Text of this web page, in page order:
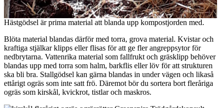
Hästgödsel är prima material att blanda upp kompostjorden med.
Blöta material blandas därför med torra, grova material. Kvistar och
kraftiga stjälkar klipps eller flisas för att ge fler angreppsytor för
nedbrytarna. Vattenrika material som fallfrukt och gräsklipp behöver
blandas upp med torra som halm, barkflis eller löv för att strukturen
ska bli bra. Stallgödsel kan gärna blandas in under vägen och likaså
ettårigt ogräs som inte satt frö. Däremot bör du sortera bort fleråriga
ogräs som kirskål, kvickrot, tistlar och maskros.